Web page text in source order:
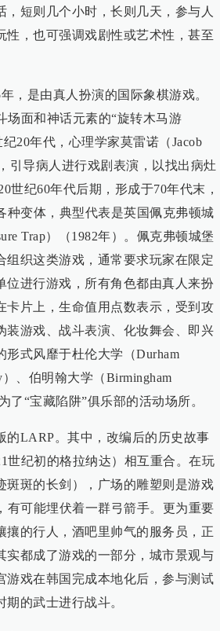
短则几个小时，长则几天，参与人
，也可强调戏剧性或艺术性，甚至
，是由真人扮演的国际象棋游戏。
场面和神话元素的“旋转木马游
20年代，心理学家莫雷诺（Jacob
引导病人进行戏剧表演，以找出病灶
世纪60年代后期，形成于70年代末，
种变体，典型代表是英国佩克弗顿城
Trap）（1982年）。佩克弗顿城堡
织这类游戏，通常要求玩家在限定
位进行游戏，所有角色都由真人来扮
卡片上，生命值用点数表示，受到攻
装游戏、战斗表演、化妆舞会、即兴
式风靡于杜伦大学（Durham
、伯明翰大学（Birmingham
“宝藏陷阱”俱乐部的活动场所。
的LARP。其中，改编后的历史故事
世纪初的格拉纳达）相互重合。在玩
斑斑的长剑），广场的雕塑则是游戏
有可能埋伏着一群弓箭手。更为重要
攘的行人，酒吧里帅气的服务员，正
实都成了游戏的一部分，城市景观与
游戏在韩国完成本地化后，参与测试
的武士进行战斗。